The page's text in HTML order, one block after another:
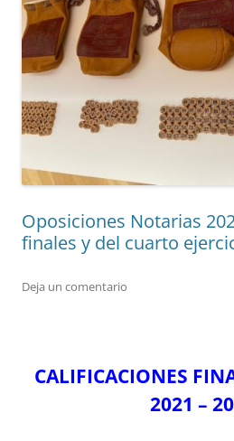
Oposiciones Notarias
finales y del cuarto
Deja un comentario
CALIFICACIONES
2021 –